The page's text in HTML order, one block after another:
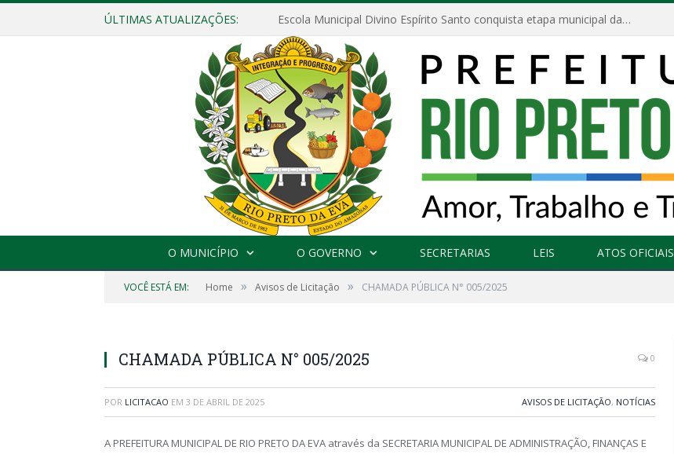
ÚLTIMAS ATUALIZAÇÕES: Escola Municipal Divino Espírito Santo conquista etapa municipal da V Feira Amazonense de Matemática
O MUNICÍPIO O GOVERNO SECRETARIAS LEIS ATOS OFICIAIS
VOCÊ ESTÁ EM: Home » Avisos de Licitação » CHAMADA PÚBLICA N° 005/2025
CHAMADA PÚBLICA N° 005/2025 0
POR LICITACAO EM 3 DE ABRIL DE 2025 AVISOS DE LICITAÇÃO, NOTÍCIAS
A PREFEITURA MUNICIPAL DE RIO PRETO DA EVA através da SECRETARIA MUNICIPAL DE ADMINISTRAÇÃO, FINANÇAS E